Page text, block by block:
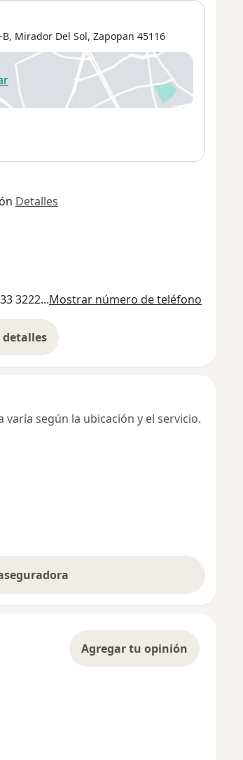
Mirador Del Sol, Zapopan 45116
en una nueva pestaña
Detalles
33 3222...Mostrar número de teléfono
la dirección
según la ubicación y el servicio.
Agregar tu opinión